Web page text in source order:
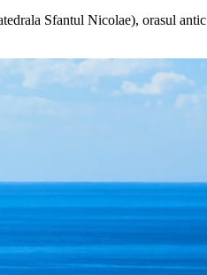
Sfantul Nicolae), orasul antic